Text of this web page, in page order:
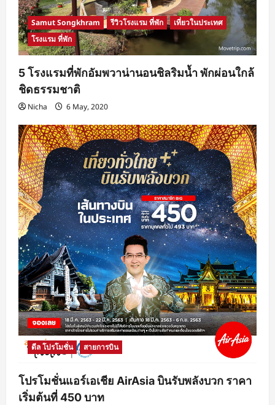
Samut Songkhram รีวิวโรงแรม ที่พัก
เที่ยวในประเทศ
โรงแรม ที่พัก
5 โรงแรมที่พักอัมพวาน่านอนชิลริมน้ำ พักผ่อนใกล้
ชิดธรรมชาติ
Nicha 6 May, 2020
ดีล โปรโมชั่น สายการบิน
โปรโมชั่นแอร์เอเชีย AirAsia บินรับพลังบวก ราคา
เริ่มต้นที่ 450 บาท